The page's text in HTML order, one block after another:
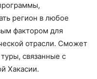
регион в любое
фактором для
отрасли. Сможет
связанные с
Хакасии.